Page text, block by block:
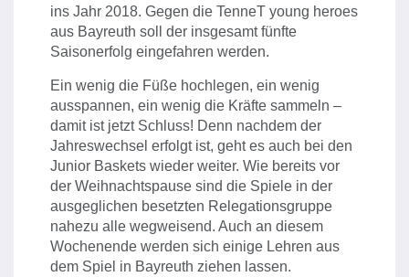
ins Jahr 2018. Gegen die TenneT young heroes
aus Bayreuth soll der insgesamt fünfte
Saisonerfolg eingefahren werden.
Ein wenig die Füße hochlegen, ein wenig
ausspannen, ein wenig die Kräfte sammeln –
damit ist jetzt Schluss! Denn nachdem der
Jahreswechsel erfolgt ist, geht es auch bei den
Junior Baskets wieder weiter. Wie bereits vor
der Weihnachtspause sind die Spiele in der
ausgeglichen besetzten Relegationsgruppe
nahezu alle wegweisend. Auch an diesem
Wochenende werden sich einige Lehren aus
dem Spiel in Bayreuth ziehen lassen.